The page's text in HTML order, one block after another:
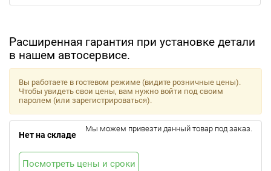
Расширенная гарантия при установке детали
в нашем автосервисе.
Вы работаете в гостевом режиме (видите розничные цены).
Чтобы увидеть свои цены, вам нужно войти под своим
паролем (или зарегистрироваться).
Нет на складе
Мы можем привезти данный товар под заказ.
Посмотреть цены и сроки